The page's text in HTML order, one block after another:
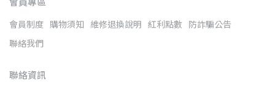
會員制度 購物須知 維修退換說明 紅利點數 防詐騙公告
聯絡我們
聯絡資訊